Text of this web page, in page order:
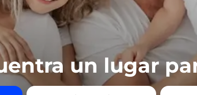
un lugar